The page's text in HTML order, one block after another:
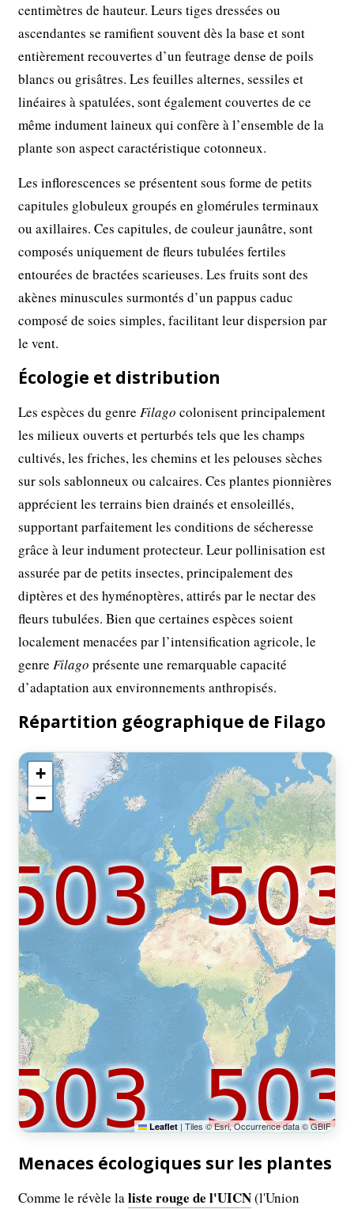
centimètres de hauteur. Leurs tiges dressées ou
ascendantes se ramifient souvent dès la base et sont
entièrement recouvertes d’un feutrage dense de poils
blancs ou grisâtres. Les feuilles alternes, sessiles et
linéaires à spatulées, sont également couvertes de ce
même indument laineux qui confère à l’ensemble de la
plante son aspect caractéristique cotonneux.
Les inflorescences se présentent sous forme de petits
capitules globuleux groupés en glomérules terminaux
ou axillaires. Ces capitules, de couleur jaunâtre, sont
composés uniquement de fleurs tubulées fertiles
entourées de bractées scarieuses. Les fruits sont des
akènes minuscules surmontés d’un pappus caduc
composé de soies simples, facilitant leur dispersion par
le vent.
Écologie et distribution
Les espèces du genreFilago colonisent principalement
les milieux ouverts et perturbés tels que les champs
cultivés, les friches, les chemins et les pelouses sèches
sur sols sablonneux ou calcaires. Ces plantes pionnières
apprécient les terrains bien drainés et ensoleillés,
supportant parfaitement les conditions de sécheresse
grâce à leur indument protecteur. Leur pollinisation est
assurée par de petits insectes, principalement des
diptères et des hyménoptères, attirés par le nectar des
fleurs tubulées. Bien que certaines espèces soient
localement menacées par l’intensification agricole, le
genreFilago présente une remarquable capacité
d’adaptation aux environnements anthropisés.
Répartition géographique de Filago
+
−
Leaflet | Tiles © Esri, Occurrence data © GBIF
Menaces écologiques sur les plantes
Comme le révèle laliste rouge de l'UICN(l'Union